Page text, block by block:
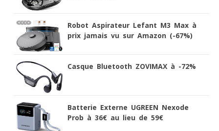
Robot Aspirateur Lefant M3 Max à
prix jamais vu sur Amazon (-67%)
Casque Bluetooth ZOVIMAX à -72%
Batterie Externe UGREEN Nexode
Prob à 36€ au lieu de 59€